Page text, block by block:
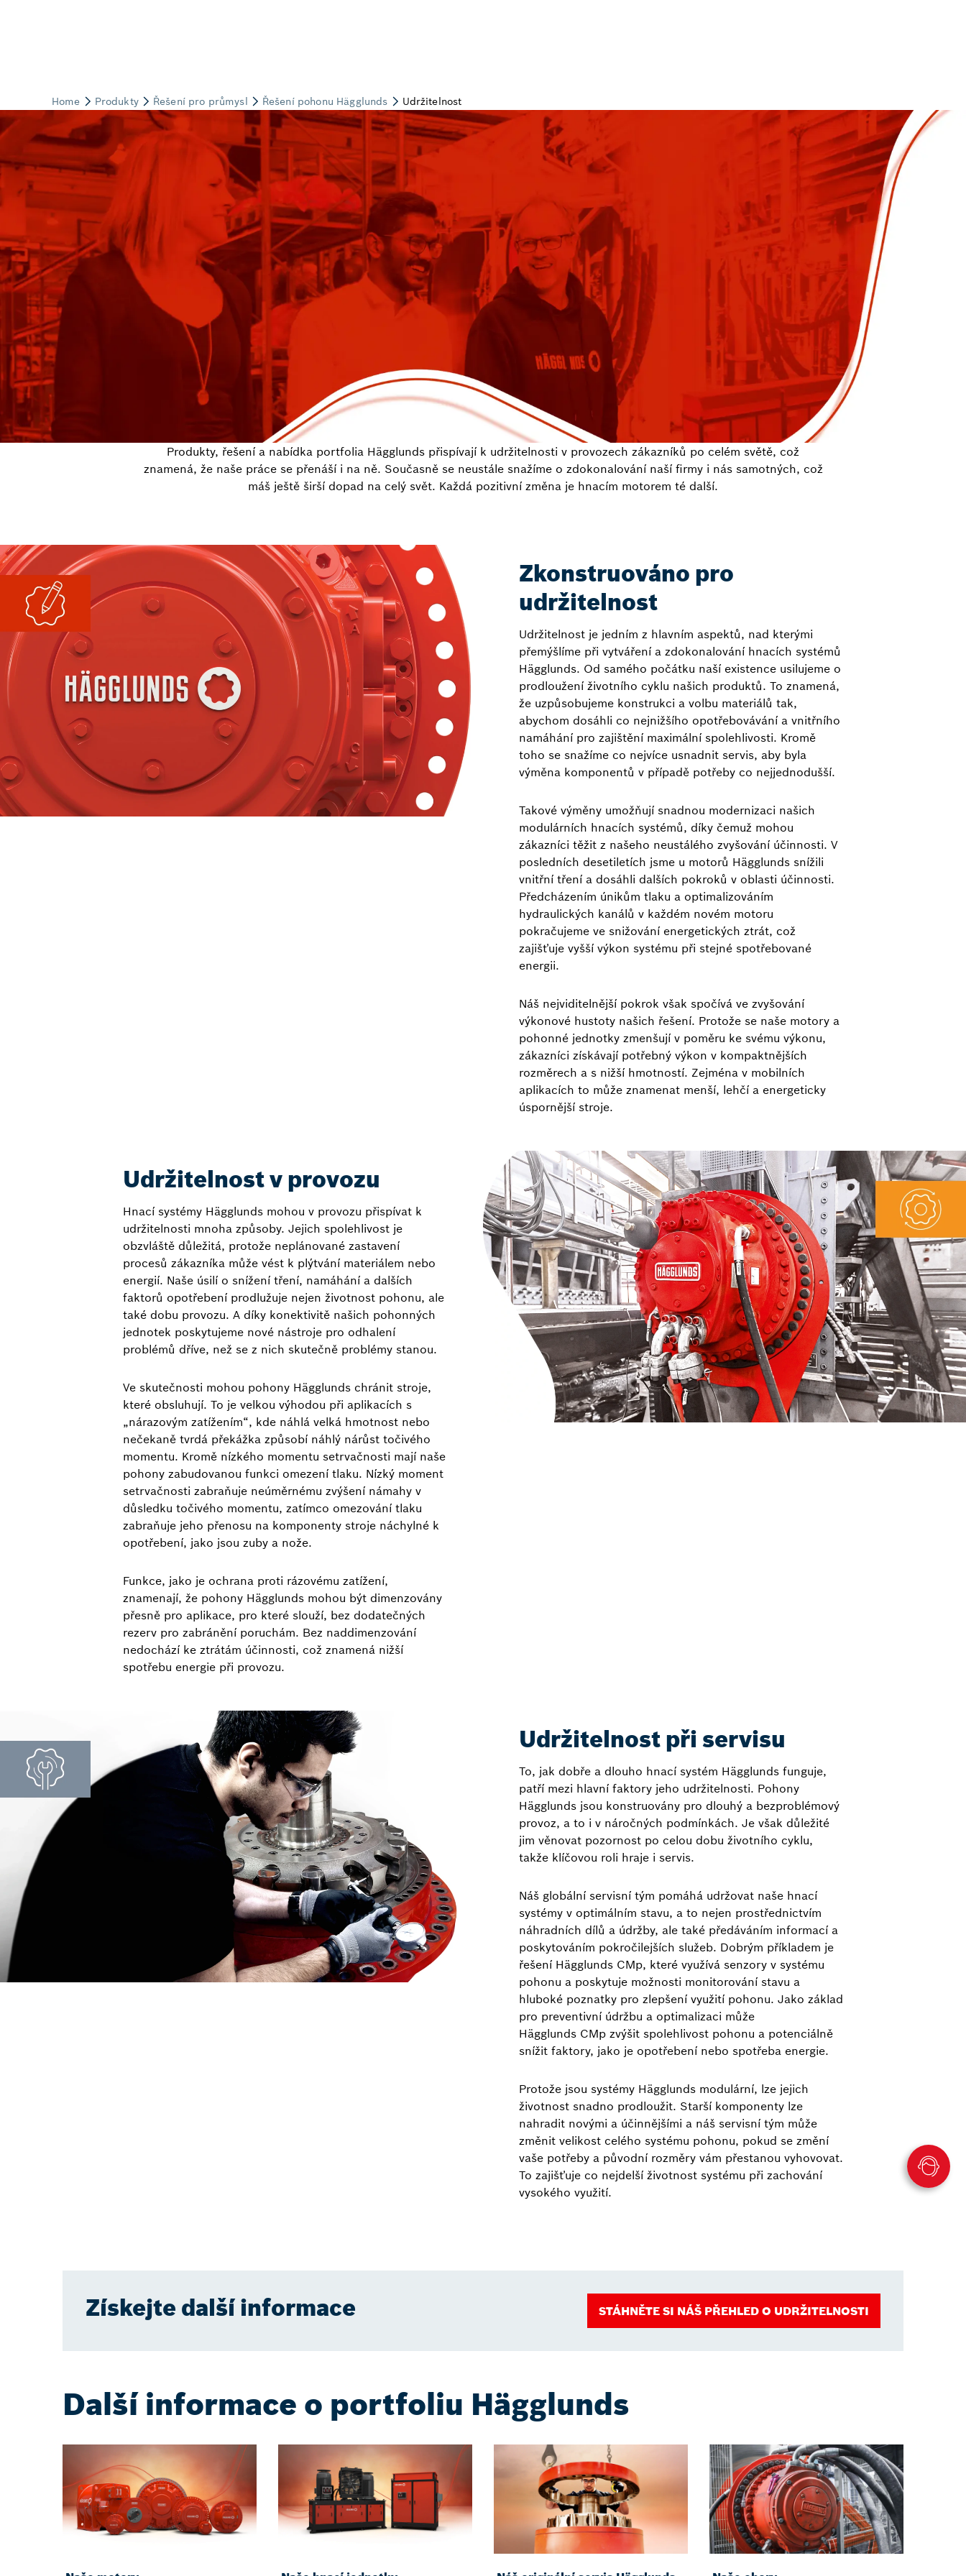
Produkty, řešení a nabídka portfolia Hägglunds přispívají k udržitelnosti v provozech zákazníků po celém světě, což
znamená, že naše práce se přenáší i na ně. Současně se neustále snažíme o zdokonalování naší firmy i nás samotných, což
máš ještě širší dopad na celý svět. Každá pozitivní změna je hnacím motorem té další.
Zkonstruováno pro
udržitelnost
Udržitelnost je jedním z hlavním aspektů, nad kterými
přemýšlíme při vytváření a zdokonalování hnacích systémů
Hägglunds. Od samého počátku naší existence usilujeme o
prodloužení životního cyklu našich produktů. To znamená,
že uzpůsobujeme konstrukci a volbu materiálů tak,
abychom dosáhli co nejnižšího opotřebovávání a vnitřního
namáhání pro zajištění maximální spolehlivosti. Kromě
toho se snažíme co nejvíce usnadnit servis, aby byla
výměna komponentů v případě potřeby co nejjednodušší.
Takové výměny umožňují snadnou modernizaci našich
modulárních hnacích systémů, díky čemuž mohou
zákazníci těžit z našeho neustálého zvyšování účinnosti. V
posledních desetiletích jsme u motorů Hägglunds snížili
vnitřní tření a dosáhli dalších pokroků v oblasti účinnosti.
Předcházením únikům tlaku a optimalizováním
hydraulických kanálů v každém novém motoru
pokračujeme ve snižování energetických ztrát, což
zajišťuje vyšší výkon systému při stejné spotřebované
energii.
Náš nejviditelnější pokrok však spočívá ve zvyšování
výkonové hustoty našich řešení. Protože se naše motory a
pohonné jednotky zmenšují v poměru ke svému výkonu,
zákazníci získávají potřebný výkon v kompaktnějších
rozměrech a s nižší hmotností. Zejména v mobilních
aplikacích to může znamenat menší, lehčí a energeticky
úspornější stroje.
Udržitelnost v provozu
Hnací systémy Hägglunds mohou v provozu přispívat k
udržitelnosti mnoha způsoby. Jejich spolehlivost je
obzvláště důležitá, protože neplánované zastavení
procesů zákazníka může vést k plýtvání materiálem nebo
energií. Naše úsilí o snížení tření, namáhání a dalších
faktorů opotřebení prodlužuje nejen životnost pohonu, ale
také dobu provozu. A díky konektivitě našich pohonných
jednotek poskytujeme nové nástroje pro odhalení
problémů dříve, než se z nich skutečně problémy stanou.
Ve skutečnosti mohou pohony Hägglunds chránit stroje,
které obsluhují. To je velkou výhodou při aplikacích s
„nárazovým zatížením“, kde náhlá velká hmotnost nebo
nečekaně tvrdá překážka způsobí náhlý nárůst točivého
momentu. Kromě nízkého momentu setrvačnosti mají naše
pohony zabudovanou funkci omezení tlaku. Nízký moment
setrvačnosti zabraňuje neúměrnému zvýšení námahy v
důsledku točivého momentu, zatímco omezování tlaku
zabraňuje jeho přenosu na komponenty stroje náchylné k
opotřebení, jako jsou zuby a nože.
Funkce, jako je ochrana proti rázovému zatížení,
znamenají, že pohony Hägglunds mohou být dimenzovány
přesně pro aplikace, pro které slouží, bez dodatečných
rezerv pro zabránění poruchám. Bez naddimenzování
nedochází ke ztrátám účinnosti, což znamená nižší
spotřebu energie při provozu.
Udržitelnost při servisu
To, jak dobře a dlouho hnací systém Hägglunds funguje,
patří mezi hlavní faktory jeho udržitelnosti. Pohony
Hägglunds jsou konstruovány pro dlouhý a bezproblémový
provoz, a to i v náročných podmínkách. Je však důležité
jim věnovat pozornost po celou dobu životního cyklu,
takže klíčovou roli hraje i servis.
Náš globální servisní tým pomáhá udržovat naše hnací
systémy v optimálním stavu, a to nejen prostřednictvím
náhradních dílů a údržby, ale také předáváním informací a
poskytováním pokročilejších služeb. Dobrým příkladem je
řešení Hägglunds CMp, které využívá senzory v systému
pohonu a poskytuje možnosti monitorování stavu a
hluboké poznatky pro zlepšení využití pohonu. Jako základ
pro preventivní údržbu a optimalizaci může
Hägglunds CMp zvýšit spolehlivost pohonu a potenciálně
snížit faktory, jako je opotřebení nebo spotřeba energie.
Protože jsou systémy Hägglunds modulární, lze jejich
životnost snadno prodloužit. Starší komponenty lze
nahradit novými a účinnějšími a náš servisní tým může
změnit velikost celého systému pohonu, pokud se změní
vaše potřeby a původní rozměry vám přestanou vyhovovat.
To zajišťuje co nejdelší životnost systému při zachování
vysokého využití.
Získejte další informace STÁHNĚTE SI NÁŠ PŘEHLED O UDRŽITELNOSTI
Další informace o portfoliu Hägglunds